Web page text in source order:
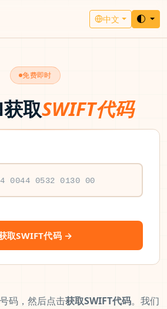
中文
免费即时
取SWIFT代码
取SWIFT代码 →
码，然后点击获取SWIFT代码。我们